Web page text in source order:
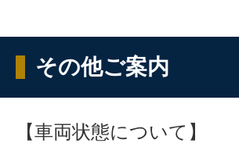
その他ご案内
【車両状態について】